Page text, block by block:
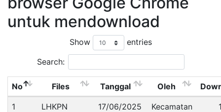
untuk mendownload
Show entries
Search:
No Files Tanggal Oleh
1 LHKPN 17/06/2025
Kecamatan